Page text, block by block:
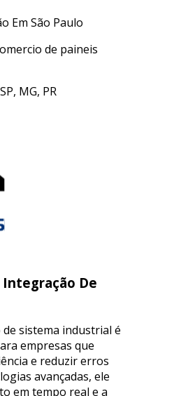
de paineis
MG, PR
De
sistema industrial é
empresas que
e reduzir erros
avançadas, ele
em tempo real e a